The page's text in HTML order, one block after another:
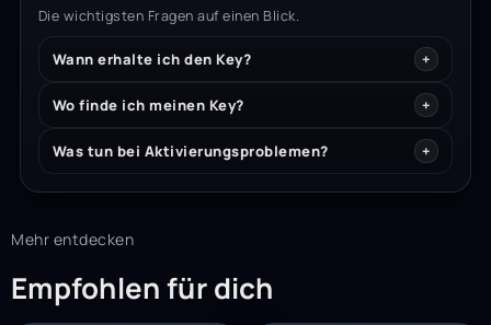
Die wichtigsten Fragen auf einen Blick.
Wann erhalte ich den Key?
Wo finde ich meinen Key?
Was tun bei Aktivierungsproblemen?
Mehr entdecken
Empfohlen für dich